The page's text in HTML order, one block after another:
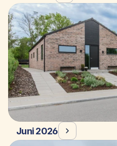
Juni 2026